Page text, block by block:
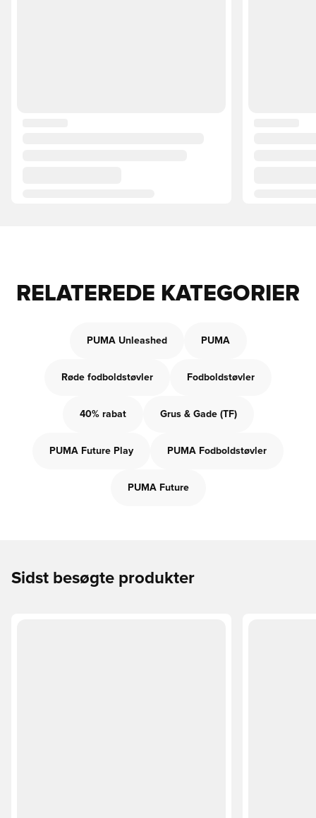
RELATEREDE KATEGORIER
PUMA Unleashed PUMA
Røde fodboldstøvler Fodboldstøvler
40% rabat Grus & Gade (TF)
PUMA Future Play PUMA Fodboldstøvler
PUMA Future
Sidst besøgte produkter